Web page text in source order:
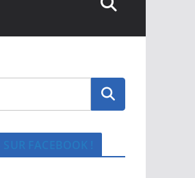
FACEBOOK !